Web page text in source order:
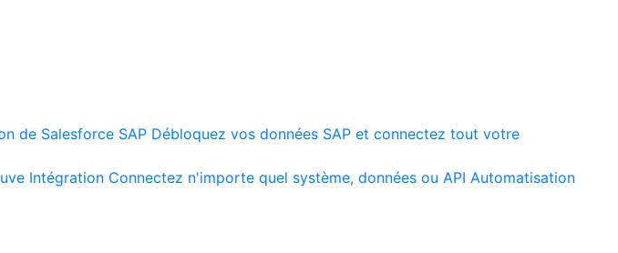
de Salesforce SAP Débloquez vos données SAP et connectez tout votre
Intégration Connectez n'importe quel système, données ou API Automatisation